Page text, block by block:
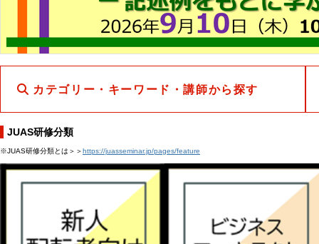
カテゴリー・キーワード・講師から探す
JUAS研修分類
※JUAS研修分類とは＞＞https://juasseminar.jp/pages/feature